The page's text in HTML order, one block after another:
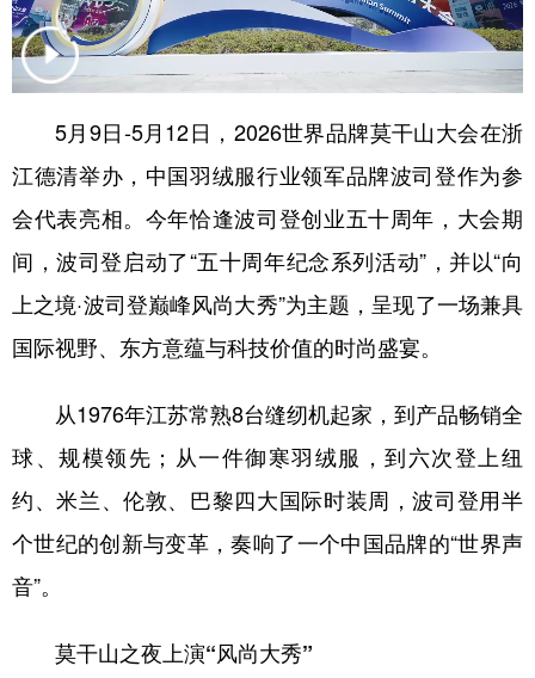
学术中国 乡村振兴 银龄 溯源中国
城市 旅游 能源 会展
彩票 娱乐 时尚 悦读
公益 一带一路 亚太网 上市公司
文化产业
地方频道
辽宁 吉林 上海 江苏
浙江 安徽 福建 江西
陕西 甘肃
5月9日-5月12日，2026世界品牌莫干山大会在浙
江德清举办，中国羽绒服行业领军品牌波司登作为参
会代表亮相。今年恰逢波司登创业五十周年，大会期
间，波司登启动了“五十周年纪念系列活动”，并以“向
上之境·波司登巅峰风尚大秀”为主题，呈现了一场兼具
国际视野、东方意蕴与科技价值的时尚盛宴。
从1976年江苏常熟8台缝纫机起家，到产品畅销全
球、规模领先；从一件御寒羽绒服，到六次登上纽
约、米兰、伦敦、巴黎四大国际时装周，波司登用半
个世纪的创新与变革，奏响了一个中国品牌的“世界声
音”。
莫干山之夜上演“风尚大秀”